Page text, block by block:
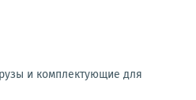
и комплектующие для